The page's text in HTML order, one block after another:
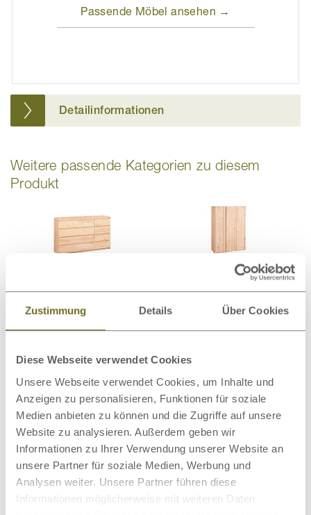
Zustimmung Details Über Cookies
Diese Webseite verwendet Cookies
Unsere Webseite verwendet Cookies, um Inhalte und
Anzeigen zu personalisieren, Funktionen für soziale
Medien anbieten zu können und die Zugriffe auf unsere
Website zu analysieren. Außerdem geben wir
Informationen zu Ihrer Verwendung unserer Website an
unsere Partner für soziale Medien, Werbung und
Analysen weiter. Unsere Partner führen diese
Informationen möglicherweise mit weiteren Daten
Passende Möbelansehen →
Detailinformationen
Weitere passende Kategorien zu diesem
Produkt
Schränke
Wollteppiche Bettwaren
Bio-Bettwäsche Wandbilder